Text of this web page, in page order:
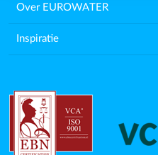
Over EUROWATER
Inspiratie